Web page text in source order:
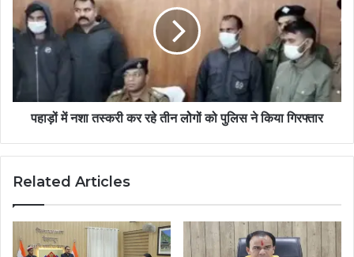
पहाड़ों में नशा तस्करी कर रहे तीन लोेगों को पुलिस ने किया गिरफ्तार
Related Articles